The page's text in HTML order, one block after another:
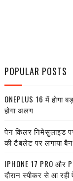
POPULAR POSTS
ONEPLUS 16 में होगा
होगा अलग
पेन किलर निमेसुलाइड
की टैबलेट पर लगाया बैन
IPHONE 17 PRO और
दौरान स्पीकर से आ